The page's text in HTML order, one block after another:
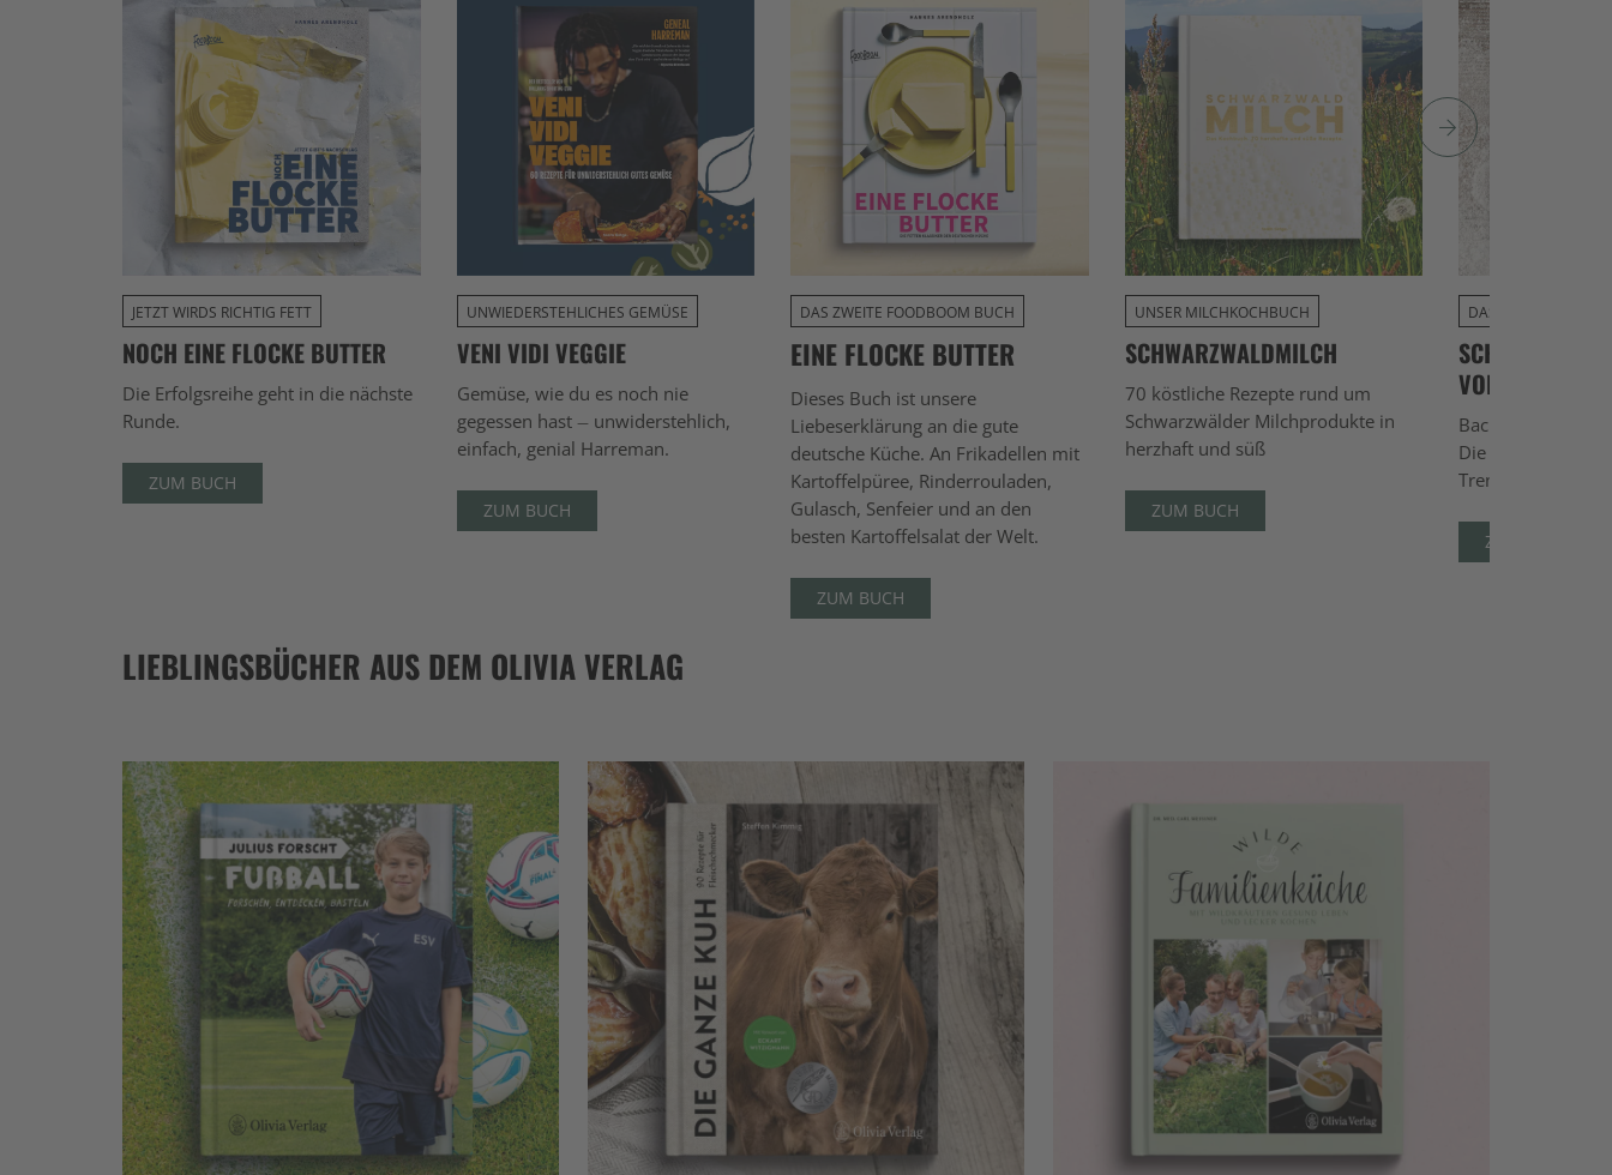
JETZT WIRDS RICHTIG FETT
NOCH EINE FLOCKE BUTTER
Die Erfolgsreihe geht in die nächste
Runde.
ZUM BUCH
UNWIEDERSTEHLICHES GEMÜSE
VENI VIDI VEGGIE
Gemüse, wie du es noch nie
gegessen hast – unwiderstehlich,
einfach, genial Harreman.
ZUM BUCH
DAS ZWEITE FOODBOOM BUCH
EINE FLOCKE BUTTER
Dieses Buch ist unsere
Liebeserklärung an die gute
deutsche Küche. An Frikadellen mit
Kartoffelpüree, Rinderrouladen,
Gulasch, Senfeier und an den
besten Kartoffelsalat der Welt.
ZUM BUCH
UNSER MILCHKOCHBUCH
SCHWARZWALDMILCH
70 köstliche Rezepte rund um
Schwarzwälder Milchprodukte in
herzhaft und süß
ZUM BUCH
DAS BACKBUCH
VOL. 3
Backtradition
Die großen
Trends in
ZUM BUCH
LIEBLINGSBÜCHER AUS DEM OLIVIA VERLAG